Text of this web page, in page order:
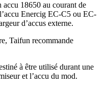
accu 18650 au courant de
Enercig EC-C5 ou EC-
d’accus externe.
Taifun recommande
à être utilisé durant une
et l’accu du mod.